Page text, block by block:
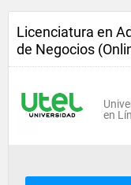
Licenciatura en
de Negocios
en